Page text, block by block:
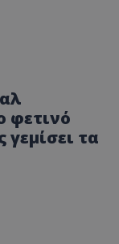
φετινό
τα